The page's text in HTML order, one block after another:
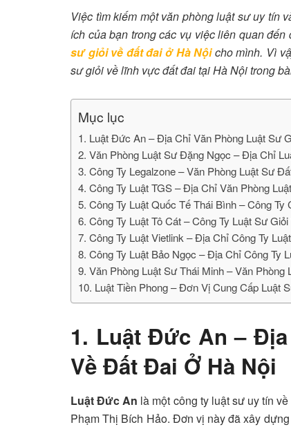
Việc tìm kiếm một văn phòng luật sư uy tín
ích của bạn trong các vụ việc liên quan
sư giỏi về đất đai ở Hà Nộicho mình. Vì
sư giỏi về lĩnh vực đất đai tại Hà Nội trong
Mục lục
1. Luật Đức An – Địa Chỉ Văn Phòng Luật Sư
2. Văn Phòng Luật Sư Đặng Ngọc – Địa Chỉ
3. Công Ty Legalzone – Văn Phòng Luật Sư
4. Công Ty Luật TGS – Địa Chỉ Văn Phòng
5. Công Ty Luật Quốc Tế Thái Bình – Công
6. Công Ty Luật Tô Cát – Công Ty Luật Sư
7. Công Ty Luật Vietlink – Địa Chỉ Công Ty
8. Công Ty Luật Bảo Ngọc – Địa Chỉ Công Ty
9. Văn Phòng Luật Sư Thái Minh – Văn
10. Luật Tiền Phong – Đơn Vị Cung Cấp Luật
1. Luật Đức An –
Về Đất Đai Ở Hà Nội
Luật Đức An là một công ty luật sư uy tín
Phạm Thị Bích Hảo. Đơn vị này đã xây